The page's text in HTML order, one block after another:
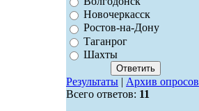
Новочеркасск
Ростов-на-Дону
Таганрог
Шахты
Результаты| Архив опросов
Всего ответов: 11